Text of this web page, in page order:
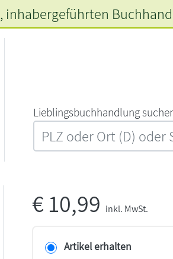
L‍i‍e‍b‍l‍i‍n‍g‍s‍b‍u‍c‍h‍h‍a‍n‍d‍l‍u‍n‍g‍
, inhabergeführten
€10,99 inkl. MwSt.
Artikel erhalten